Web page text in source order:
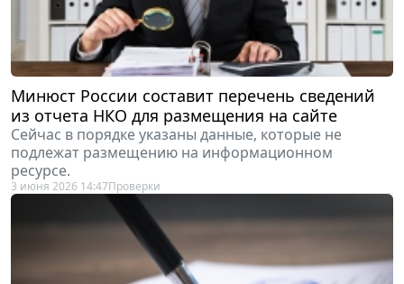
Минюст России составит перечень сведений
из отчета НКО для размещения на сайте
Сейчас в порядке указаны данные, которые не
подлежат размещению на информационном
ресурсе.
3 июня 2026 14:47